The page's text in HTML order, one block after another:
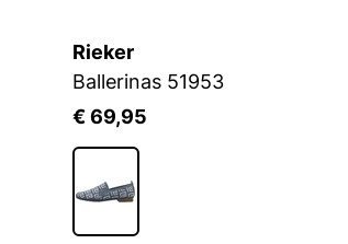
Rieker
Ballerinas 51953
€ 69,95